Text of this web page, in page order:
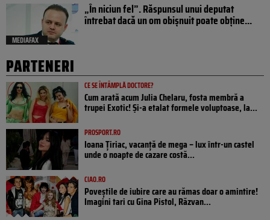
MEDIAFAX
„În niciun fel”. Răspunsul unui deputat
întrebat dacă un om obișnuit poate obține...
PARTENERI
CE SE ÎNTÂMPLĂ DOCTORE?
Cum arată acum Julia Chelaru, fosta membră a
trupei Exotic! Și-a etalat formele voluptoase, la...
PROSPORT.RO
Ioana Țiriac, vacanță de mega – lux într-un castel
unde o noapte de cazare costă...
CIAO.RO
Poveştile de iubire care au rămas doar o amintire!
Imagini tari cu Gina Pistol, Răzvan...